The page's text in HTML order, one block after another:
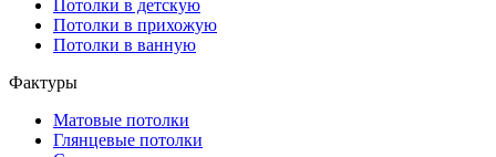
Потолки в детскую
Потолки в прихожую
Потолки в ванную
Фактуры
Матовые потолки
Глянцевые потолки